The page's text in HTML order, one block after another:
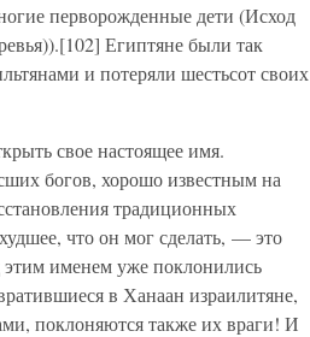
перворожденные дети (Исход
Египтяне были так
и потеряли шестьсот своих
свое настоящее имя.
богов, хорошо известным на
традиционных
что он мог сделать, — это
этим именем уже поклонились
в Ханаан израилитяне,
поклоняются также их враги! И